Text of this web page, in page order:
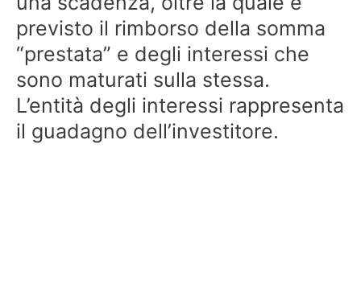
previsto il rimborso della somma
“prestata” e degli interessi che
sono maturati sulla stessa.
L’entità degli interessi rappresenta
il guadagno dell’investitore.